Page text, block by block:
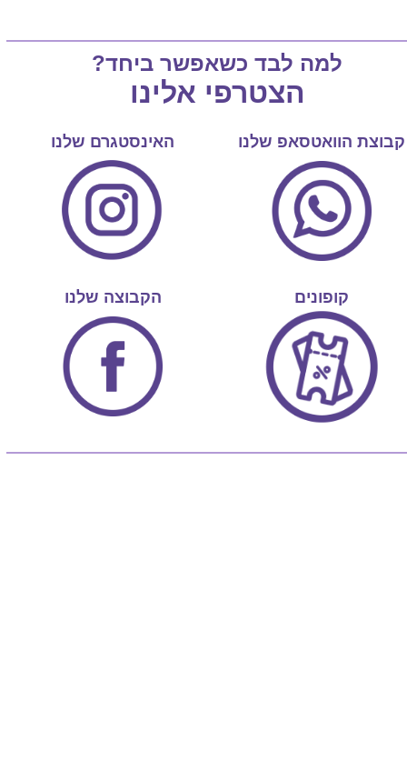
למה לבד כשאפשר ביחד?
הצטרפי אלינו
קבוצת הוואטסאפ שלנו האינסטגרם שלנו
קופונים הקבוצה שלנו